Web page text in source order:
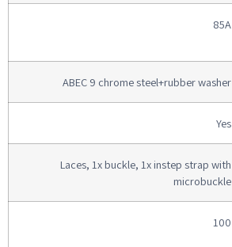
85A
ABEC 9 chrome steel+rubber washer
Yes
Laces, 1x buckle, 1x instep strap with
microbuckle
100